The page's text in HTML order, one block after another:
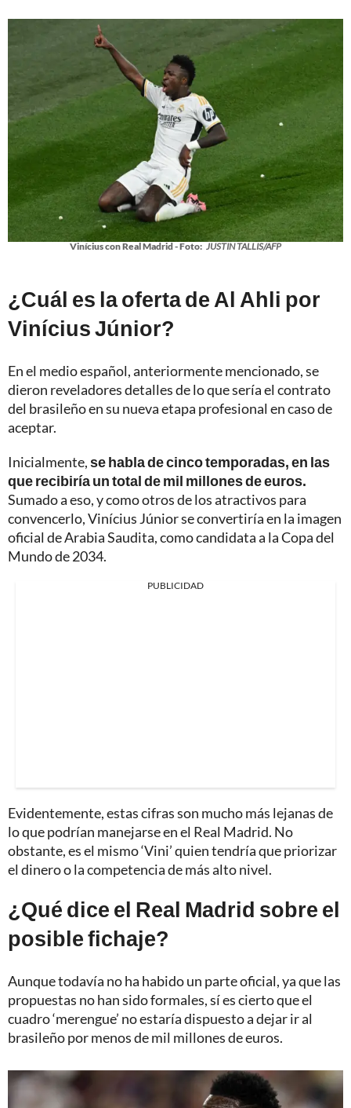
Vinícius con Real Madrid - Foto: JUSTIN TALLIS/AFP
¿Cuál es la oferta de Al Ahli por
Vinícius Júnior?
En el medio español, anteriormente mencionado, se
dieron reveladores detalles de lo que sería el contrato
del brasileño en su nueva etapa profesional en caso de
aceptar.
Inicialmente,se habla de cinco temporadas, en las
que recibiría un total de mil millones de euros.
Sumado a eso, y como otros de los atractivos para
convencerlo, Vinícius Júnior se convertiría en la imagen
oficial de Arabia Saudita, como candidata a la Copa del
Mundo de 2034.
PUBLICIDAD
Evidentemente, estas cifras son mucho más lejanas de
lo que podrían manejarse en el Real Madrid. No
obstante, es el mismo ‘Vini’ quien tendría que priorizar
el dinero o la competencia de más alto nivel.
¿Qué dice el Real Madrid sobre el
posible fichaje?
Aunque todavía no ha habido un parte oficial, ya que las
propuestas no han sido formales, sí es cierto que el
cuadro ‘merengue’ no estaría dispuesto a dejar ir al
brasileño por menos de mil millones de euros.